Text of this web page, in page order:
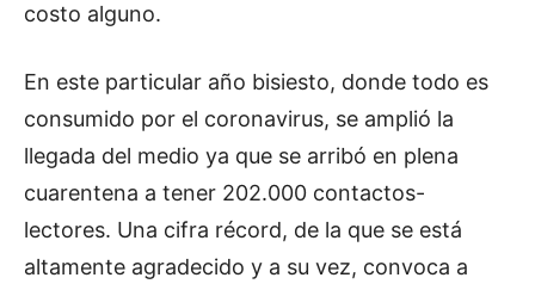
costo alguno.
En este particular año bisiesto, donde todo es
consumido por el coronavirus, se amplió la
llegada del medio ya que se arribó en plena
cuarentena a tener 202.000 contactos-
lectores. Una cifra récord, de la que se está
altamente agradecido y a su vez, convoca a